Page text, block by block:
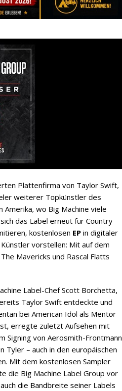
Plattenfirma von Taylor Swift,
weiterer Topkünstler des
wo Big Machine viele
das Label erneut für Country
kostenlosen EP in digitaler
vorstellen: Mit auf dem
Mavericks und Rascal Flatts
Label-Chef Scott Borchetta,
Taylor Swift entdeckte und
bei American Idol als Mentor
erregte zuletzt Aufsehen mit
Signing von Aerosmith-Frontmann
Tyler – auch in den europäischen
Mit dem kostenlosen Sampler
die Big Machine Label Group vor
die Bandbreite seiner Labels